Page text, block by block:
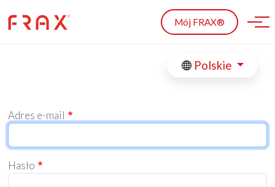
Mój FRAX®
Polskie
Adres e-mail
Hasło